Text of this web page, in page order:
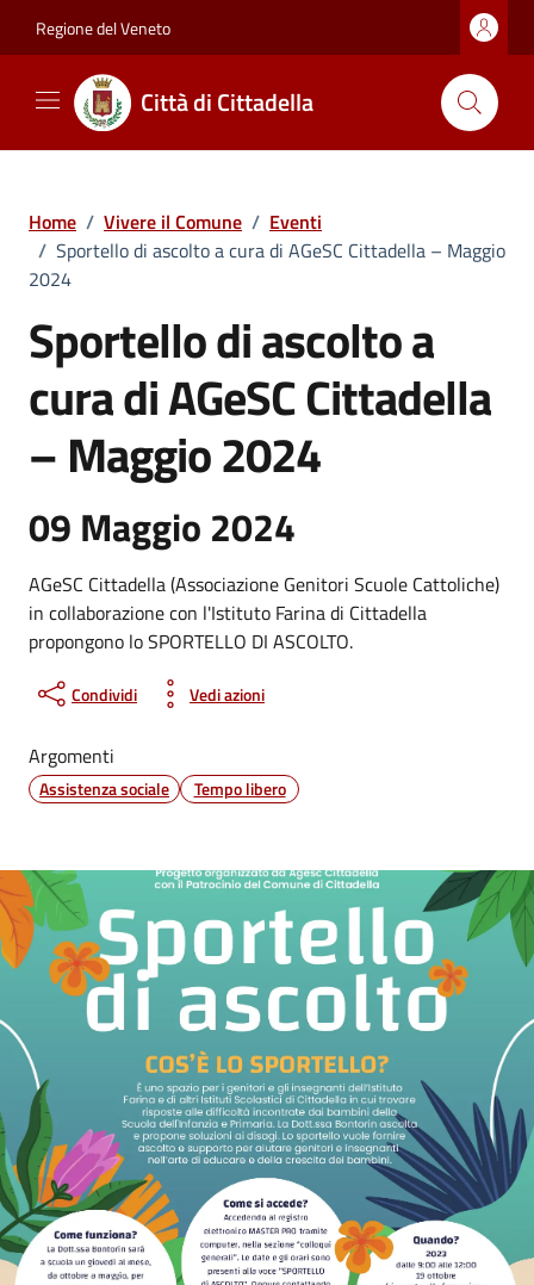
Regione del Veneto
Città di Cittadella
Home / Vivere il Comune / Eventi
/ Sportello di ascolto a cura di AGeSC Cittadella – Maggio
2024
Sportello di ascolto a
cura di AGeSC Cittadella
– Maggio 2024
09 Maggio 2024
AGeSC Cittadella (Associazione Genitori Scuole Cattoliche)
in collaborazione con l'Istituto Farina di Cittadella
propongono lo SPORTELLO DI ASCOLTO.
Condividi Vedi azioni
Argomenti
Assistenza sociale Tempo libero